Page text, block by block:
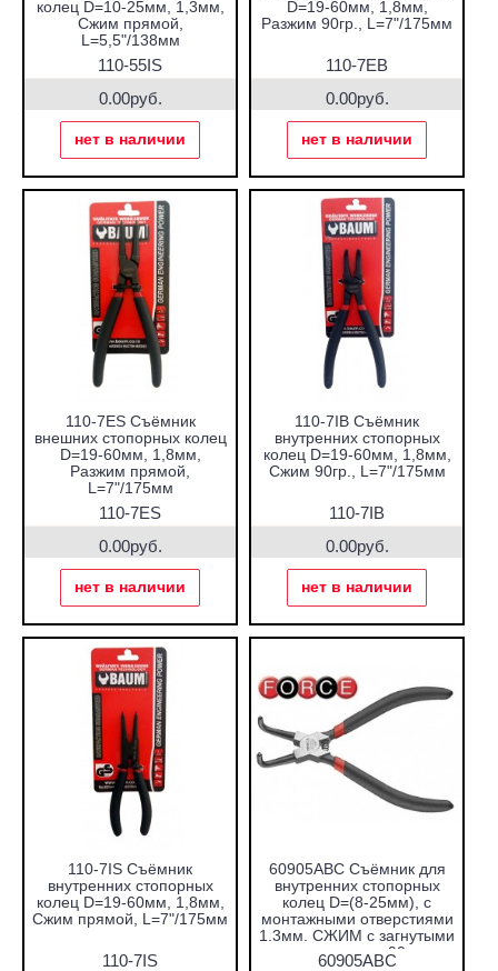
колец D=10-25мм, 1,3мм,
Сжим прямой,
L=5,5"/138мм
110-55IS
0.00руб.
нет в наличии
D=19-60мм, 1,8мм,
Разжим 90гр., L=7"/175мм
110-7EB
0.00руб.
нет в наличии
110-7ES Съёмник
внешних стопорных колец
D=19-60мм, 1,8мм,
Разжим прямой,
L=7"/175мм
110-7ES
0.00руб.
нет в наличии
110-7IB Съёмник
внутренних стопорных
колец D=19-60мм, 1,8мм,
Сжим 90гр., L=7"/175мм
110-7IB
0.00руб.
нет в наличии
110-7IS Съёмник
внутренних стопорных
колец D=19-60мм, 1,8мм,
Сжим прямой, L=7"/175мм
110-7IS
60905ABC Съёмник для
внутренних стопорных
колец D=(8-25мм), с
монтажными отверстиями
1.3мм. СЖИМ с загнутыми
захватами на 90 гр.
60905ABС